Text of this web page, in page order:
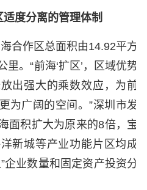
度分离的管理体制
合作区总面积由14.92平方
。“前海‘扩区’，区域优势
出强大的乘数效应，为前
为广阔的空间。”深圳市发
面积扩大为原来的8倍，宝
新城等产业功能片区均成
企业数量和固定资产投资分